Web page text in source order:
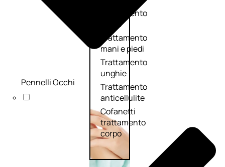
Trattamento
corpo
Trattamento
mani e piedi
Trattamento
unghie
Trattamento
anticellulite
Cofanetti
trattamento
corpo
Pennelli Occhi